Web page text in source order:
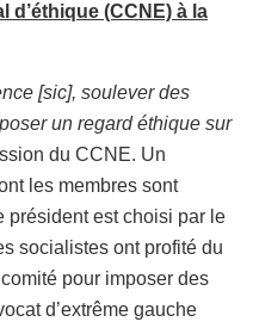
(CCNE) à la
[sic], soulever des
un regard éthique sur
du CCNE. Un
les membres sont
président est choisi par le
socialistes ont profité du
pour imposer des
d’extrême gauche